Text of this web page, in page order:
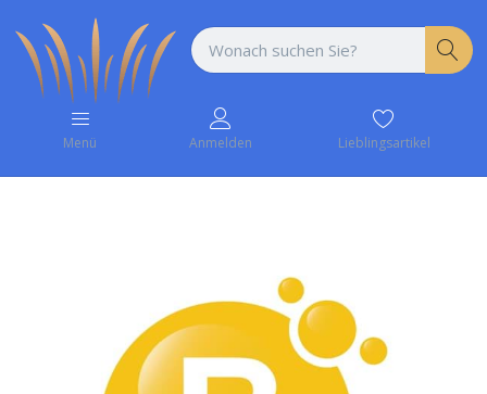
Menü Anmelden Lieblingsartikel